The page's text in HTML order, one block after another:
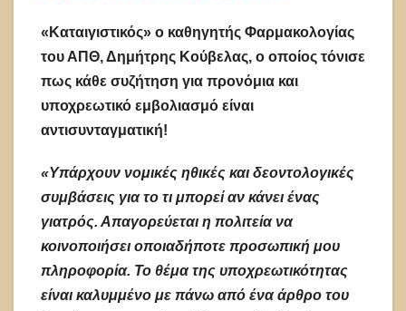
«Καταιγιστικός» ο καθηγητής Φαρμακολογίας
του ΑΠΘ, Δημήτρης Κούβελας, ο οποίος τόνισε
πως κάθε συζήτηση για προνόμια και
υποχρεωτικό εμβολιασμό είναι
αντισυνταγματική!
«Υπάρχουν νομικές ηθικές και δεοντολογικές
συμβάσεις για το τι μπορεί αν κάνει ένας
γιατρός. Απαγορεύεται η πολιτεία να
κοινοποιήσει οποιαδήποτε προσωπική μου
πληροφορία. Το θέμα της υποχρεωτικότητας
είναι καλυμμένο με πάνω από ένα άρθρο του